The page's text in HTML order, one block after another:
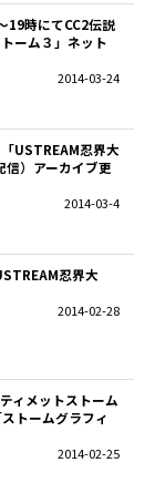
19時にてCC2伝説
ーム３」ネット
2014-03-24
USTREAM忍界大
）アーカイブ更
2014-03-4
忍界大
2014-02-28
ィメットストーム
トームグラフィ
2014-02-25